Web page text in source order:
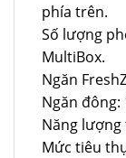
phía trên.
Số lượng
MultiBox.
Ngăn
Ngăn đông:
Năng lượng
Mức tiêu